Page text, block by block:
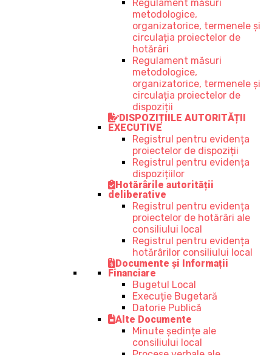
Regulament măsuri
metodologice,
organizatorice, termenele și
circulația proiectelor de
hotărâri
Regulament măsuri
metodologice,
organizatorice, termenele și
circulația proiectelor de
dispoziții
DISPOZIȚIILE AUTORITĂȚII
EXECUTIVE
Registrul pentru evidența
proiectelor de dispoziții
Registrul pentru evidența
dispozițiilor
Hotărârile autorității
deliberative
Registrul pentru evidența
proiectelor de hotărâri ale
consiliului local
Registrul pentru evidența
hotărârilor consiliului local
Documente și Informații
Financiare
Bugetul Local
Execuție Bugetară
Datorie Publică
Alte Documente
Minute ședințe ale
consiliului local